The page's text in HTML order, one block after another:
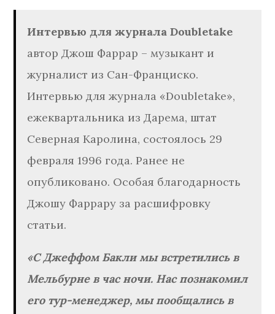
Интервью для журнала Doubletake
автор Джош Фаррар – музыкант и
журналист из Сан-Франциско.
Интервью для журнала «Doubletake»,
ежеквартальника из Дарема, штат
Северная Каролина, состоялось 29
февраля 1996 года. Ранее не
опубликовано. Особая благодарность
Джошу Фаррару за расшифровку
статьи.
«С Джеффом Бакли мы встретились в
Мельбурне в час ночи. Нас познакомил
его тур-менеджер, мы пообщались в